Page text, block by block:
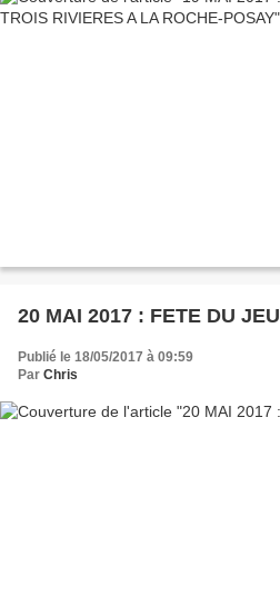
20 MAI 2017 : FETE DU JEU
Publié le 18/05/2017 à 09:59
Par Chris